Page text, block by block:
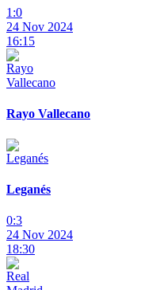
1:0
24 Nov 2024
16:15
Rayo Vallecano
Leganés
0:3
24 Nov 2024
18:30